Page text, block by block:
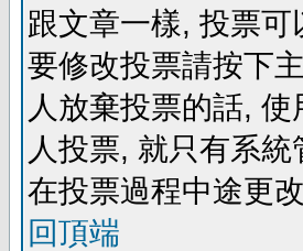
跟文章一樣, 投票
要修改投票請按下
人放棄投票的話,
人投票, 就只有系
在投票過程中途更
回頂端